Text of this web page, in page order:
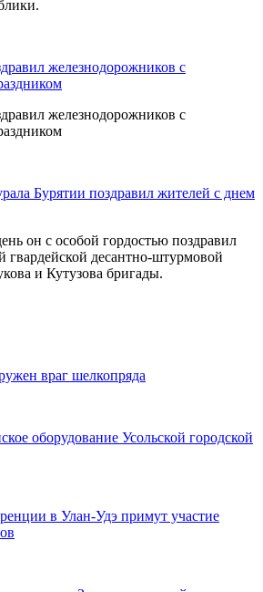
железнодорожников с
железнодорожников с
Бурятии поздравил жителей с днем
он с особой гордостью поздравил
гвардейской десантно-штурмовой
и Кутузова бригады.
враг шелкопряда
оборудование Усольской городской
в Улан-Удэ примут участие